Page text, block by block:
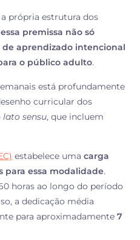
própria estrutura dos
essa premissa não só
aprendizado intencional
o público adulto.
está profundamente
curricular dos
lato sensu, que incluem
estabelece uma carga
para essa modalidade.
horas ao longo do período
a dedicação média
para aproximadamente 7